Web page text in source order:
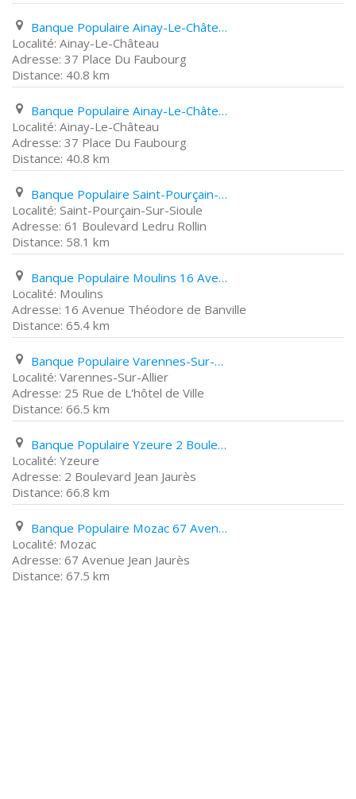
Banque Populaire Ainay-Le-Château 37 Place Du Faubourg
Ainay-Le-Château
37 Place Du Faubourg
40.8 km
Banque Populaire Ainay-Le-Château 37 Place Du Faubourg
Ainay-Le-Château
37 Place Du Faubourg
40.8 km
Banque Populaire Saint-Pourçain-Sur-Sioule 61 Boulevard Ledru Rollin
Saint-Pourçain-Sur-Sioule
61 Boulevard Ledru Rollin
58.1 km
Banque Populaire Moulins 16 Avenue Théodore de Banville
Moulins
16 Avenue Théodore de Banville
65.4 km
Banque Populaire Varennes-Sur-Allier 25 Rue de L'hôtel de Ville
Varennes-Sur-Allier
25 Rue de L'hôtel de Ville
66.5 km
Banque Populaire Yzeure 2 Boulevard Jean Jaurès
Yzeure
2 Boulevard Jean Jaurès
66.8 km
Banque Populaire Mozac 67 Avenue Jean Jaurès
Mozac
67 Avenue Jean Jaurès
67.5 km